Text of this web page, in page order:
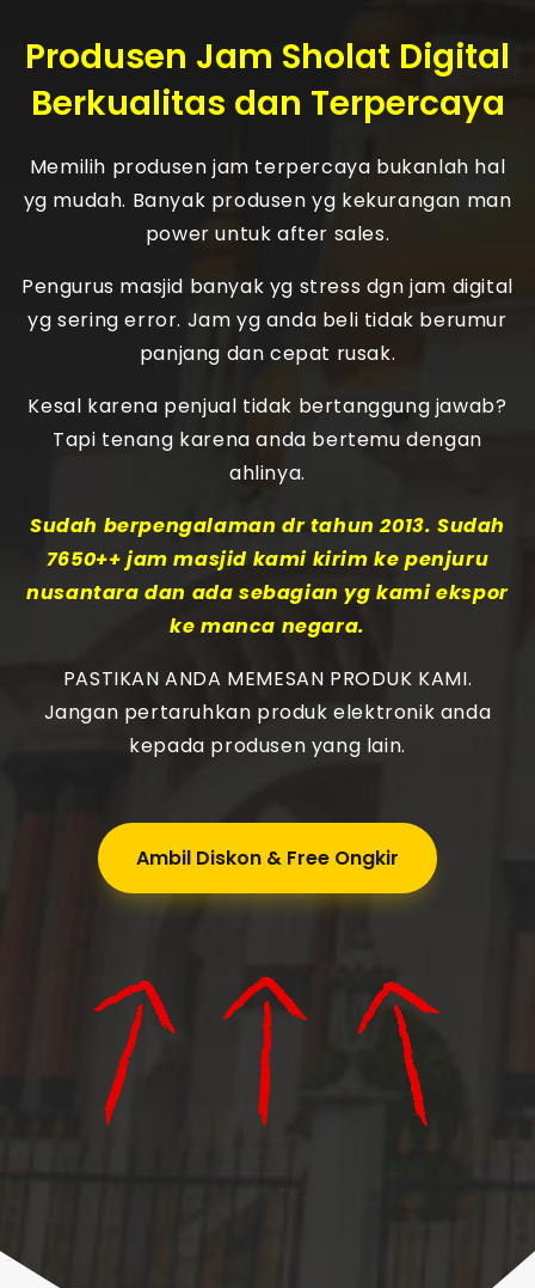
Produsen Jam Sholat Digital
Berkualitas dan Terpercaya
Memilih produsen jam terpercaya bukanlah hal
yg mudah. Banyak produsen yg kekurangan man
power untuk after sales.
Pengurus masjid banyak yg stress dgn jam digital
yg sering error. Jam yg anda beli tidak berumur
panjang dan cepat rusak.
Kesal karena penjual tidak bertanggung jawab?
Tapi tenang karena anda bertemu dengan
ahlinya.
Sudah berpengalaman dr tahun 2013. Sudah
7650++ jam masjid kami kirim ke penjuru
nusantara dan ada sebagian yg kami ekspor
ke manca negara.
PASTIKAN ANDA MEMESAN PRODUK KAMI.
Jangan pertaruhkan produk elektronik anda
kepada produsen yang lain.
Ambil Diskon & Free Ongkir